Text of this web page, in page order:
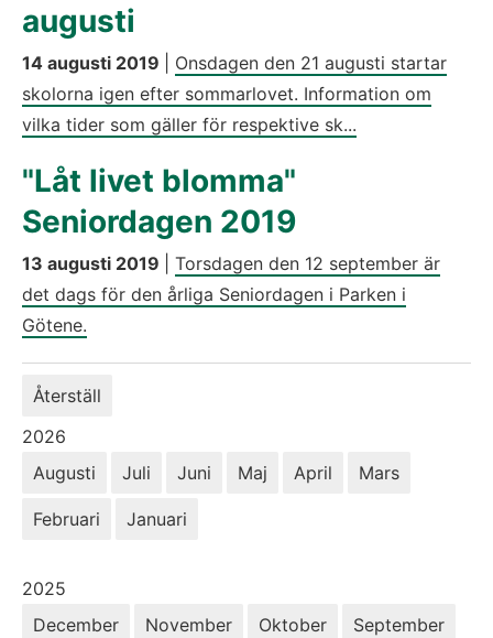
augusti
14 augusti 2019
Onsdagen den 21 augusti startar
skolorna igen efter sommarlovet. Information om
vilka tider som gäller för respektive sk...
"Låt livet blomma"
Seniordagen 2019
13 augusti 2019
Torsdagen den 12 september är
det dags för den årliga Seniordagen i Parken i
Götene.
Återställ
År:
2026
Augusti
Juli Juni Maj April Mars
Februari Januari
År:
2025
December
November Oktober September